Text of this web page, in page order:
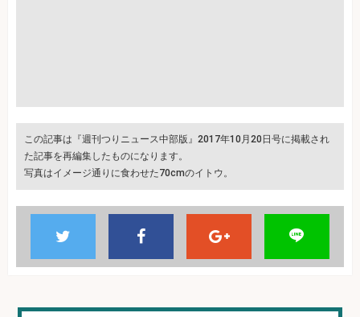
この記事は『週刊つりニュース中部版』2017年10月20日号に掲載され
た記事を再編集したものになります。
写真はイメージ通りに食わせた70cmのイトウ。